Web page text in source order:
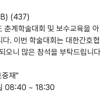
(437)
계학술대회 및 보수교육을 아
. 이번 학술대회는 대한간호협
오니 많은 참석을 부탁드립니다
중재"
08:40 ~ 18:30